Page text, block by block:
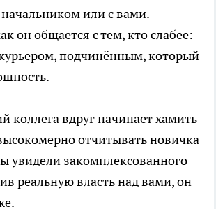
или с вами.
он общается с тем, кто слабее:
подчинённым, который
коллега вдруг начинает хамить
отчитывать новичка
увидели закомплексованного
реальную власть над вами, он